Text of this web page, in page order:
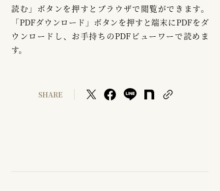
読む」ボタンを押すとブラウザで閲覧ができます。
「PDFダウンロード」ボタンを押すと端末にPDFをダ
ウンロードし、お手持ちのPDFビューワーで読めま
す。
SHARE